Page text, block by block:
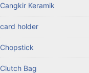
Cangkir Keramik
card holder
Chopstick
Clutch Bag